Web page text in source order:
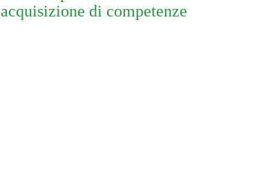
acquisizione di competenze